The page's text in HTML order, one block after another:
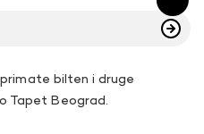
bilten i druge
Tapet Beograd.